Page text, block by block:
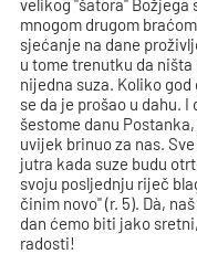
velikog "šatora" Božjega
mnogom drugom
sjećanje na dane
u tome trenutku da
nijedna suza. Koliko
se da je prošao u dahu.
šestome danu
uvijek brinuo za nas.
jutra kada suze budu
svoju posljednju riječ
činim novo" (r. 5). Dà,
dan ćemo biti jako
radosti!